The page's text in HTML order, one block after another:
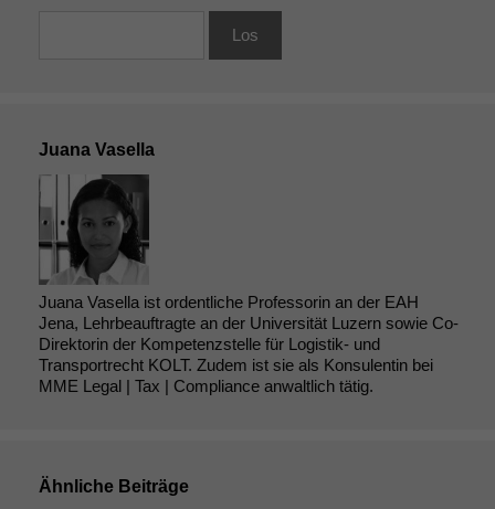
Juana Vasella
Juana Vasella ist ordentliche Professorin an der EAH
Jena, Lehrbeauftragte an der Universität Luzern sowie Co-
Direktorin der Kompetenzstelle für Logistik- und
Transportrecht KOLT. Zudem ist sie als Konsulentin bei
MME Legal | Tax | Compliance anwaltlich tätig.
Ähnliche Beiträge